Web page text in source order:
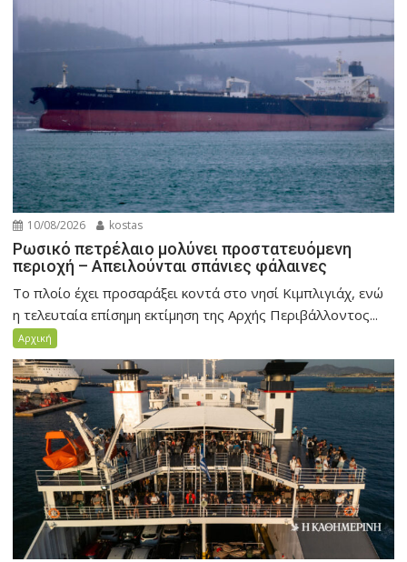
10/08/2026 kostas
Ρωσικό πετρέλαιο μολύνει προστατευόμενη
περιοχή – Απειλούνται σπάνιες φάλαινες
Το πλοίο έχει προσαράξει κοντά στο νησί Κιμπλιγιάχ, ενώ
η τελευταία επίσημη εκτίμηση της Αρχής Περιβάλλοντος...
Αρχική